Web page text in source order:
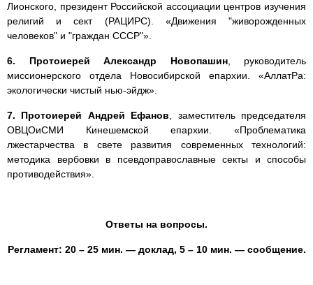
Лионского, президент Российской ассоциации центров изучения
религий и сект (РАЦИРС). «Движения "живорожденных
человеков" и "граждан СССР"».
6. Протоиерей Александр Новопашин, руководитель
миссионерского отдела Новосибирской епархии. «АллатРа:
экологически чистый нью-эйдж».
7. Протоиерей Андрей Ефанов , заместитель председателя
ОВЦОиСМИ Кинешемской епархии. «Проблематика
лжестарчества в свете развития современных технологий:
методика вербовки в псевдоправославные секты и способы
противодействия».
Ответы на вопросы.
Регламент: 20 – 25 мин. — доклад, 5 – 10 мин. — сообщение.